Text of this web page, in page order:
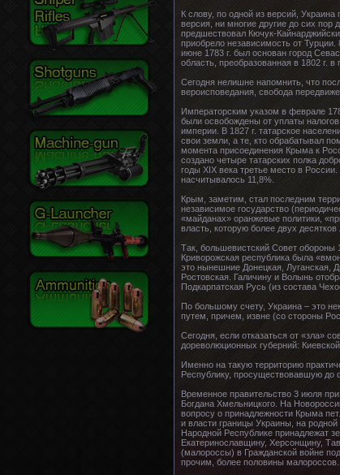
К слову, по одной из версий,
версия, ни многие другие до сих пор
предшествовал Кючук-
приобрело независимость от
июне 1783 г. был основан город
область, преобразованная в 1802 г. в
Сегодня нелишне напомнить, что
вероисповедания, свобода
Императорским указом в феврале
были освобождены от уплаты
империи. В 1827 г. татарское
свои земли, а те, кто обрабатывал
момента присоединения Крыма к
создано четыре татарских полка
годы XIX века третье место в
насчитывалось 11,8%.
Крым, заметим, стал последним
независимое государство
«майданах» оранжевые политики,
власть, которую более двух
Так, большевистский Совет обороны
Криворожская республика была
это нынешние Донецкая, Луганская,
Ростовская. Галичину и Волынь
Подкарпатская Русь (из состава
По большому счету, Украина – это
путем, причем, извне (со стороны
Сегодня, если отказаться от «зла»
дореволюционных губерний:
Именно на такую территорию
Республику, просуществовавшую до
Временное правительство 3 июля
Богдана Хмельницкого. На
вопросу о принадлежности Крыма
и власти границы Украины, на
Народной Республике принадлежат
Екатеринославщину, Херсонщину,
(малороссы) в Гражданской войне
прочим, более половины малороссов.